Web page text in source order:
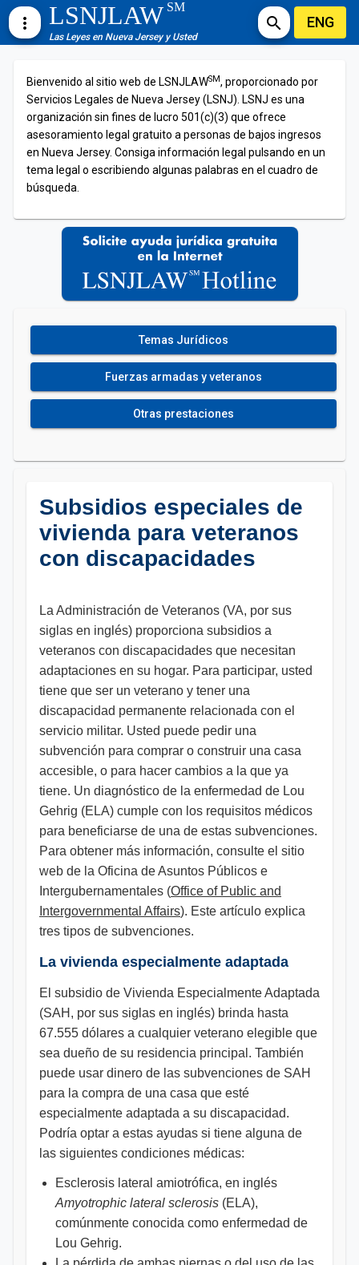
more_vert LSNJLAWSM
Las Leyes en Nueva Jersey y Usted
search ENG
Bienvenido al sitio web de LSNJLAWSM, proporcionado por
Servicios Legales de Nueva Jersey (LSNJ). LSNJ es una
organización sin fines de lucro 501(c)(3) que ofrece
asesoramiento legal gratuito a personas de bajos ingresos
en Nueva Jersey. Consiga información legal pulsando en un
tema legal o escribiendo algunas palabras en el cuadro de
búsqueda.
Temas Jurídicos
Fuerzas armadas y veteranos
Otras prestaciones
Subsidios especiales de
vivienda para veteranos
con discapacidades
La Administración de Veteranos (VA, por sus
siglas en inglés) proporciona subsidios a
veteranos con discapacidades que necesitan
adaptaciones en su hogar. Para participar, usted
tiene que ser un veterano y tener una
discapacidad permanente relacionada con el
servicio militar. Usted puede pedir una
subvención para comprar o construir una casa
accesible, o para hacer cambios a la que ya
tiene. Un diagnóstico de la enfermedad de Lou
Gehrig (ELA) cumple con los requisitos médicos
para beneficiarse de una de estas subvenciones.
Para obtener más información, consulte el sitio
web de la Oficina de Asuntos Públicos e
Intergubernamentales (Office of Public and
Intergovernmental Affairs). Este artículo explica
tres tipos de subvenciones.
La vivienda especialmente adaptada
El subsidio de Vivienda Especialmente Adaptada
(SAH, por sus siglas en inglés) brinda hasta
67.555 dólares a cualquier veterano elegible que
sea dueño de su residencia principal. También
puede usar dinero de las subvenciones de SAH
para la compra de una casa que esté
especialmente adaptada a su discapacidad.
Podría optar a estas ayudas si tiene alguna de
las siguientes condiciones médicas:
Esclerosis lateral amiotrófica, en inglés
Amyotrophic lateral sclerosis (ELA),
comúnmente conocida como enfermedad de
Lou Gehrig.